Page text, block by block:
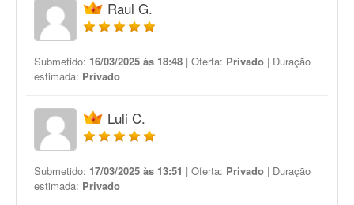
Raul G.
Submetido: 16/03/2025 às 18:48 | Oferta: Privado | Duração
estimada: Privado
Luli C.
Submetido: 17/03/2025 às 13:51 | Oferta: Privado | Duração
estimada: Privado